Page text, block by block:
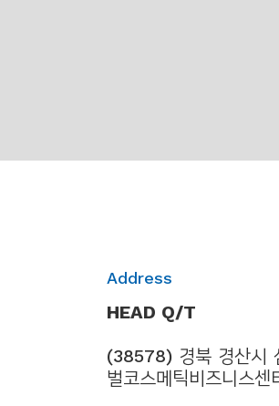
Address
HEAD Q/T
(38578) 경북 경산시
벌코스메틱비즈니스